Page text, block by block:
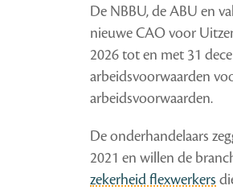
De NBBU, de ABU en
nieuwe CAO voor
2026 tot en met 31
arbeidsvoorwaarden
arbeidsvoorwaarden.
De onderhandelaars
2021 en willen de
zekerheid flexwerkers